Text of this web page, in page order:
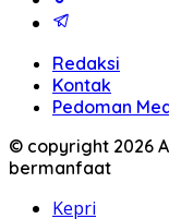
Redaksi
Kontak
Pedoman
© copyright 2026
bermanfaat
Kepri